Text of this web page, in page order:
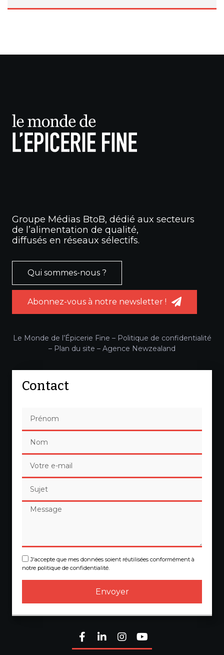
Groupe Médias BtoB, dédié aux secteurs
de l’alimentation de qualité,
diffusés en réseaux sélectifs.
Qui sommes-nous ?
Abonnez-vous à notre newsletter !
Le Monde de l’Épicerie Fine – Politique de confidentialité
– Plan du site – Agence Newzealand
Contact
J'accepte que mes données soient réutilisées conformément à
notre politique de confidentialité.
Envoyer